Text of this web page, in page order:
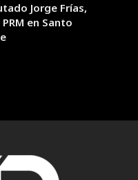
Jorge Frías,
en Santo